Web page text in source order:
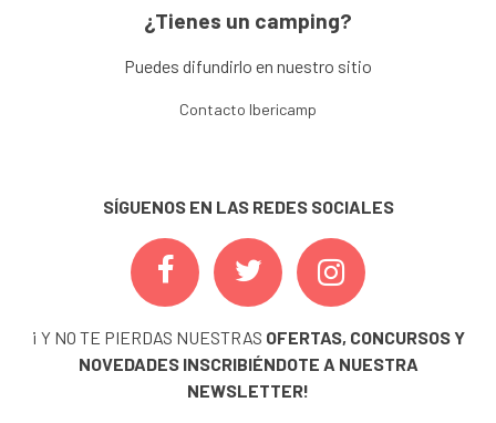
¿Tienes un camping?
Puedes difundirlo en nuestro sitio
Contacto Ibericamp
SÍGUENOS EN LAS REDES SOCIALES
¡ Y NO TE PIERDAS NUESTRAS OFERTAS, CONCURSOS Y
NOVEDADES INSCRIBIÉNDOTE A NUESTRA
NEWSLETTER!